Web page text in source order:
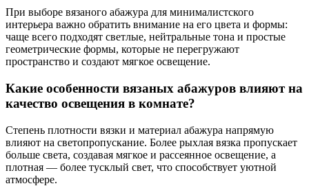
При выборе вязаного абажура для минималистского
интерьера важно обратить внимание на его цвета и формы:
чаще всего подходят светлые, нейтральные тона и простые
геометрические формы, которые не перегружают
пространство и создают мягкое освещение.
Какие особенности вязаных абажуров влияют на
качество освещения в комнате?
Степень плотности вязки и материал абажура напрямую
влияют на светопропускание. Более рыхлая вязка пропускает
больше света, создавая мягкое и рассеянное освещение, а
плотная — более тусклый свет, что способствует уютной
атмосфере.